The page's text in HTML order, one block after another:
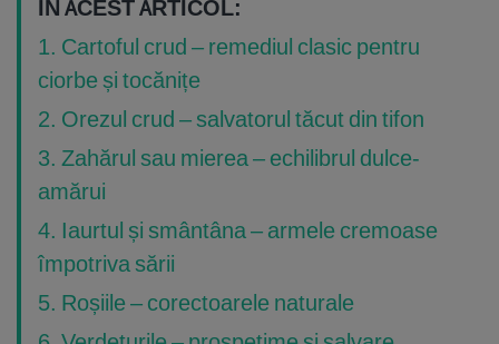
IN ACEST ARTICOL:
1. Cartoful crud – remediul clasic pentru
ciorbe și tocănițe
2. Orezul crud – salvatorul tăcut din tifon
3. Zahărul sau mierea – echilibrul dulce-
amărui
4. Iaurtul și smântâna – armele cremoase
împotriva sării
5. Roșiile – corectoarele naturale